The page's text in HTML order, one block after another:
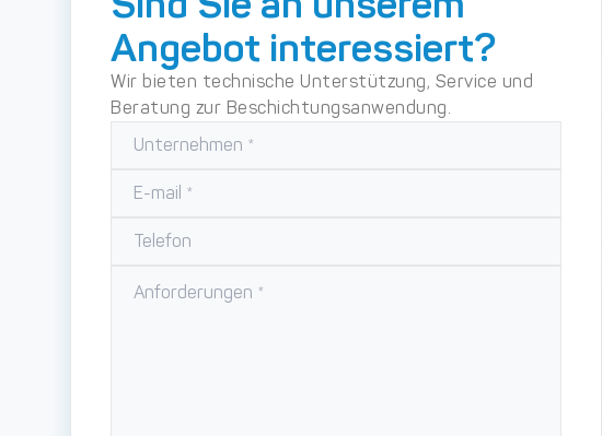
Angebot interessiert?
Wir bieten technische Unterstützung, Service und
Beratung zur Beschichtungsanwendung.